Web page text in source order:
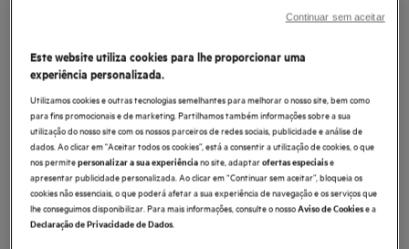
L6FBI947P
Máquina de lavar roupa de livre
instalação de 9.0 kg
4.6 (22)
Este website utiliza cookies para lhe proporcionar uma
experiência personalizada.
Utilizamos cookies e outras tecnologias semelhantes para melhorar o nosso site, bem como
para fins promocionais e de marketing. Partilhamos também informações sobre a sua
utilização do nosso site com os nossos parceiros de redes sociais, publicidade e análise de
dados. Ao clicar em "Aceitar todos os cookies”, está a consentir a utilização de cookies, o que
nos permitepersonalizar a sua experiênciano site, adaptarofertas especiaise
apresentar publicidade personalizada. Ao clicar em “Continuar sem aceitar”, bloqueia os
cookies não essenciais, o que poderá afetar a sua experiência de navegação e os serviços que
lhe conseguimos disponibilizar. Para mais informações, consulte o nossoAviso de Cookiese a
Declaração de Privacidade de Dados
Continuar sem aceitar